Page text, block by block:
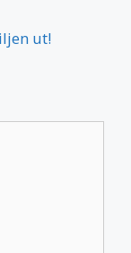
ut!